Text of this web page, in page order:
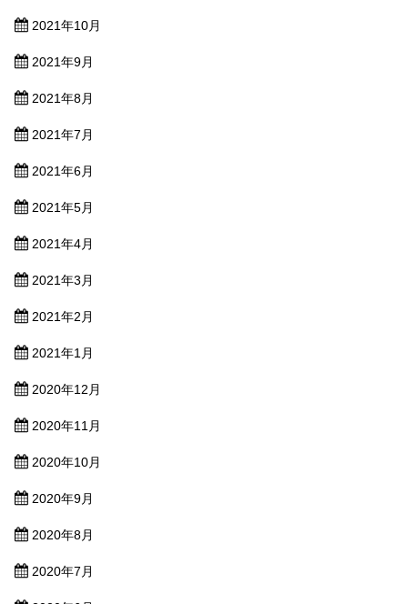
2021年10月
2021年9月
2021年8月
2021年7月
2021年6月
2021年5月
2021年4月
2021年3月
2021年2月
2021年1月
2020年12月
2020年11月
2020年10月
2020年9月
2020年8月
2020年7月